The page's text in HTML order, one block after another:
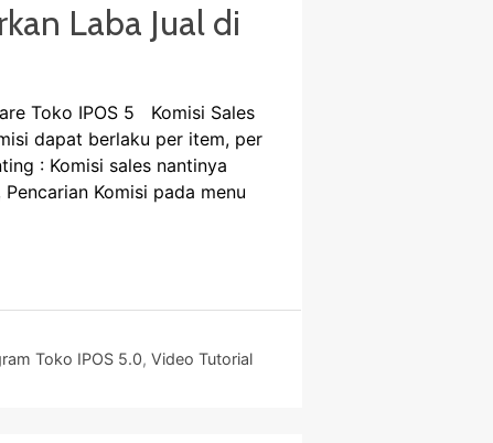
Laba Jual di
Toko IPOS 5 Komisi Sales
dapat berlaku per item, per
: Komisi sales nantinya
Komisi pada menu
Toko IPOS 5.0,Video Tutorial